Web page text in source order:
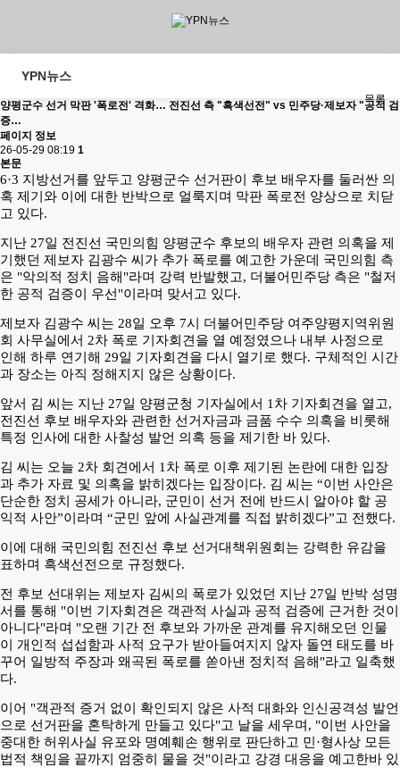
YPN뉴스
목록
양평군수 선거 막판 '폭로전' 격화… 전진선 측 "흑색선전" vs 민주당·제보자 "공적 검
증…
페이지 정보
26-05-29 08:19 1
본문
6·3 지방선거를 앞두고 양평군수 선거판이 후보 배우자를 둘러싼 의
혹 제기와 이에 대한 반박으로 얼룩지며 막판 폭로전 양상으로 치닫
고 있다.
지난 27일 전진선 국민의힘 양평군수 후보의 배우자 관련 의혹을 제
기했던 제보자 김광수 씨가 추가 폭로를 예고한 가운데 국민의힘 측
은 "악의적 정치 음해"라며 강력 반발했고, 더불어민주당 측은 "철저
한 공적 검증이 우선"이라며 맞서고 있다.
제보자 김광수 씨는 28일 오후 7시 더불어민주당 여주양평지역위원
회 사무실에서 2차 폭로 기자회견을 열 예정였으나 내부 사정으로
인해 하루 연기해 29일 기자회견을 다시 열기로 했다. 구체적인 시간
과 장소는 아직 정해지지 않은 상황이다.
앞서 김 씨는 지난 27일 양평군청 기자실에서 1차 기자회견을 열고,
전진선 후보 배우자와 관련한 선거자금과 금품 수수 의혹을 비롯해
특정 인사에 대한 사찰성 발언 의혹 등을 제기한 바 있다.
김 씨는 오늘 2차 회견에서 1차 폭로 이후 제기된 논란에 대한 입장
과 추가 자료 및 의혹을 밝히겠다는 입장이다. 김 씨는 “이번 사안은
단순한 정치 공세가 아니라, 군민이 선거 전에 반드시 알아야 할 공
익적 사안”이라며 “군민 앞에 사실관계를 직접 밝히겠다”고 전했다.
이에 대해 국민의힘 전진선 후보 선거대책위원회는 강력한 유감을
표하며 흑색선전으로 규정했다.
전 후보 선대위는 제보자 김씨의 폭로가 있었던 지난 27일 반박 성명
서를 통해 "이번 기자회견은 객관적 사실과 공적 검증에 근거한 것이
아니다"라며 "오랜 기간 전 후보와 가까운 관계를 유지해오던 인물
이 개인적 섭섭함과 사적 요구가 받아들여지지 않자 돌연 태도를 바
꾸어 일방적 주장과 왜곡된 폭로를 쏟아낸 정치적 음해"라고 일축했
다.
이어 "객관적 증거 없이 확인되지 않은 사적 대화와 인신공격성 발언
으로 선거판을 혼탁하게 만들고 있다"고 날을 세우며, "이번 사안을
중대한 허위사실 유포와 명예훼손 행위로 판단하고 민·형사상 모든
법적 책임을 끝까지 엄중히 물을 것"이라고 강경 대응을 예고한바 있